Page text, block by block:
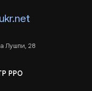
Лушпи, 28
РРО